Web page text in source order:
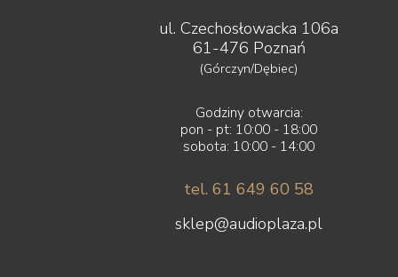
ul. Czechosłowacka 106a
61-476 Poznań
(Górczyn/Dębiec)
Godziny otwarcia:
pon - pt: 10:00 - 18:00
sobota: 10:00 - 14:00
tel. 61 649 60 58
sklep@audioplaza.pl